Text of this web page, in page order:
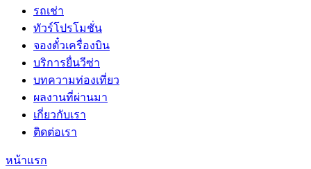
รถเช่า
ทัวร์โปรโมชั่น
จองตั๋วเครื่องบิน
บริการยื่นวีซ่า
บทความท่องเที่ยว
ผลงานที่ผ่านมา
เกี่ยวกับเรา
ติดต่อเรา
หน้าแรก